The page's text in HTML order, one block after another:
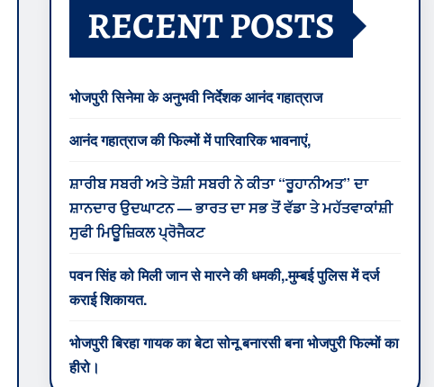
RECENT POSTS
भोजपुरी सिनेमा के अनुभवी निर्देशक आनंद गहात्राज
आनंद गहात्राज की फिल्मों में पारिवारिक भावनाएं,
ਸ਼ਾਰੀਬ ਸਬਰੀ ਅਤੇ ਤੋਸ਼ੀ ਸਬਰੀ ਨੇ ਕੀਤਾ “ਰੂਹਾਨੀਅਤ” ਦਾ
ਸ਼ਾਨਦਾਰ ਉਦਘਾਟਨ — ਭਾਰਤ ਦਾ ਸਭ ਤੋਂ ਵੱਡਾ ਤੇ ਮਹੱਤਵਾਕਾਂਸ਼ੀ
ਸੁਫੀ ਮਿਊਜ਼ਿਕਲ ਪ੍ਰੋਜੈਕਟ
पवन सिंह को मिली जान से मारने की धमकी,.मुम्बई पुलिस में दर्ज
कराई शिकायत.
भोजपुरी बिरहा गायक का बेटा सोनू बनारसी बना भोजपुरी फिल्मों का
हीरो।